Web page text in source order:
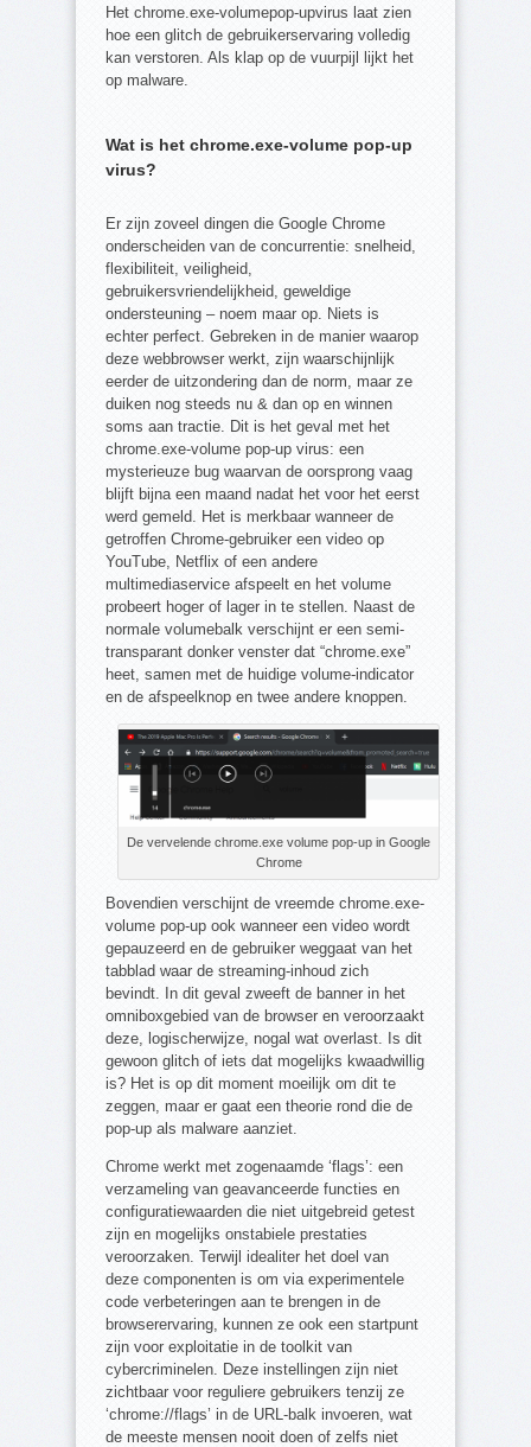
Het chrome.exe-volumepop-upvirus laat zien
hoe een glitch de gebruikerservaring volledig
kan verstoren. Als klap op de vuurpijl lijkt het
op malware.
Wat is het chrome.exe-volume pop-up
virus?
Er zijn zoveel dingen die Google Chrome
onderscheiden van de concurrentie: snelheid,
flexibiliteit, veiligheid,
gebruikersvriendelijkheid, geweldige
ondersteuning – noem maar op. Niets is
echter perfect. Gebreken in de manier waarop
deze webbrowser werkt, zijn waarschijnlijk
eerder de uitzondering dan de norm, maar ze
duiken nog steeds nu & dan op en winnen
soms aan tractie. Dit is het geval met het
chrome.exe-volume pop-up virus: een
mysterieuze bug waarvan de oorsprong vaag
blijft bijna een maand nadat het voor het eerst
werd gemeld. Het is merkbaar wanneer de
getroffen Chrome-gebruiker een video op
YouTube, Netflix of een andere
multimediaservice afspeelt en het volume
probeert hoger of lager in te stellen. Naast de
normale volumebalk verschijnt er een semi-
transparant donker venster dat “chrome.exe”
heet, samen met de huidige volume-indicator
en de afspeelknop en twee andere knoppen.
De vervelende chrome.exe volume pop-up in Google
Chrome
Bovendien verschijnt de vreemde chrome.exe-
volume pop-up ook wanneer een video wordt
gepauzeerd en de gebruiker weggaat van het
tabblad waar de streaming-inhoud zich
bevindt. In dit geval zweeft de banner in het
omniboxgebied van de browser en veroorzaakt
deze, logischerwijze, nogal wat overlast. Is dit
gewoon glitch of iets dat mogelijks kwaadwillig
is? Het is op dit moment moeilijk om dit te
zeggen, maar er gaat een theorie rond die de
pop-up als malware aanziet.
Chrome werkt met zogenaamde ‘flags’: een
verzameling van geavanceerde functies en
configuratiewaarden die niet uitgebreid getest
zijn en mogelijks onstabiele prestaties
veroorzaken. Terwijl idealiter het doel van
deze componenten is om via experimentele
code verbeteringen aan te brengen in de
browserervaring, kunnen ze ook een startpunt
zijn voor exploitatie in de toolkit van
cybercriminelen. Deze instellingen zijn niet
zichtbaar voor reguliere gebruikers tenzij ze
‘chrome://flags’ in de URL-balk invoeren, wat
de meeste mensen nooit doen of zelfs niet